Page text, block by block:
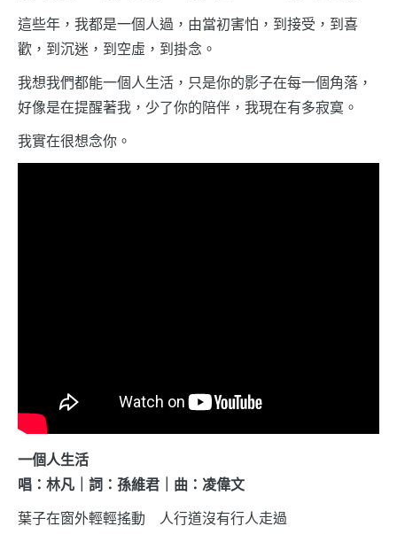
這些年，我都是一個人過，由當初害怕，到接受，到喜
歡，到沉迷，到空虛，到掛念。
我想我們都能一個人生活，只是你的影子在每一個角落，
好像是在提醒著我，少了你的陪伴，我現在有多寂寞。
我實在很想念你。
一個人生活
唱：林凡｜詞：孫維君｜曲：凌偉文
葉子在窗外輕輕搖動 人行道沒有行人走過